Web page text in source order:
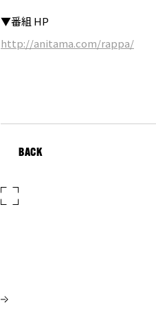
▼番組 HP
http://anitama.com/rappa/
BACK